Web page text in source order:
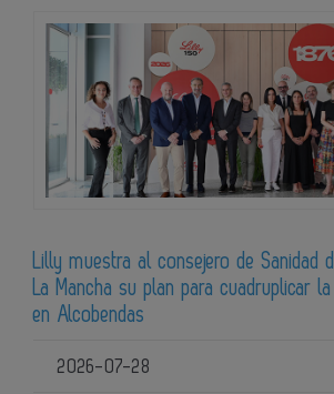
Lilly muestra al consejero de Sanidad
La Mancha su plan para cuadruplicar
en Alcobendas
2026-07-28